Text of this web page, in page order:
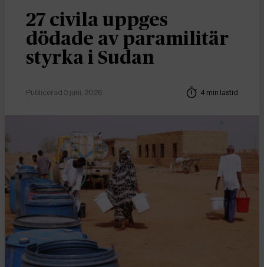
27 civila uppges
dödade av paramilitär
styrka i Sudan
Publicerad 3 juni, 2026 4 min lästid